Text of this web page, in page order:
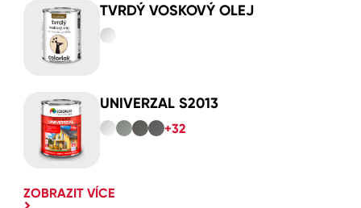
TVRDÝ VOSKOVÝ OLEJ
UNIVERZAL S2013
+32
ZOBRAZIT VÍCE